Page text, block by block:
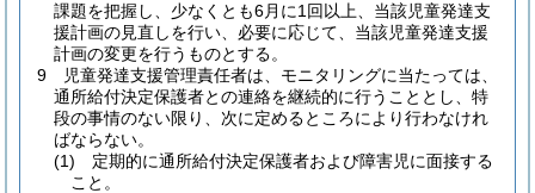
課題を把握し、少なくとも6月に1回以上、当該児童発達支
援計画の見直しを行い、必要に応じて、当該児童発達支援
計画の変更を行うものとする。
9
児童発達支援管理責任者は、モニタリングに当たっては、
通所給付決定保護者との連絡を継続的に行うこととし、特
段の事情のない限り、次に定めるところにより行わなけれ
ばならない。
(1)
定期的に通所給付決定保護者および障害児に面接する
こと。